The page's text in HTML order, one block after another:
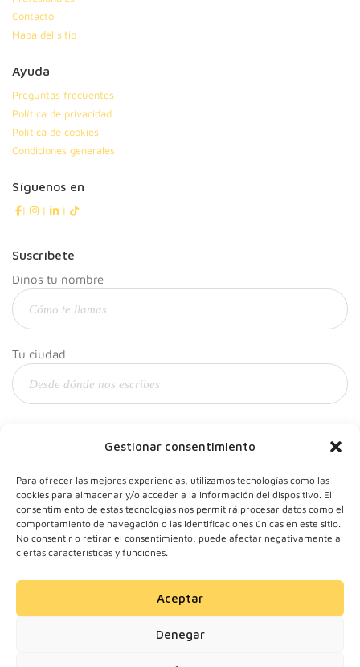
Gestionar consentimiento
Para ofrecer las mejores experiencias, utilizamos tecnologías como las
cookies para almacenar y/o acceder a la información del dispositivo. El
consentimiento de estas tecnologías nos permitirá procesar datos como el
comportamiento de navegación o las identificaciones únicas en este sitio.
No consentir o retirar el consentimiento, puede afectar negativamente a
ciertas características y funciones.
Aceptar
Denegar
Contacto
Mapa del sitio
Ayuda
Preguntas frecuentes
Política de privacidad
Política de cookies
Condiciones generales
Síguenos en
| | |
Suscríbete
Dinos tu nombre
Tu ciudad
© 2024 Motherick S.L.